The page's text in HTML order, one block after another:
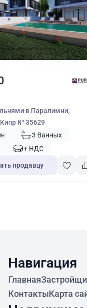
в Паралимни,
№ 35629
3 Ванных
+ НДС
продавцу
Навигация
Главная
КонтактыКарта